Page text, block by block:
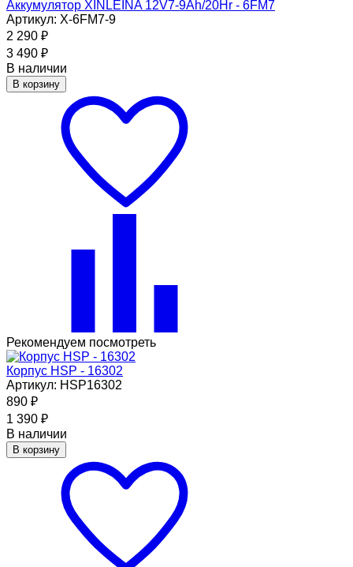
Аккумулятор XINLEINA 12V7-9Ah/20Hr - 6FM7
Артикул: X-6FM7-9
2 290 ₽
3 490 ₽
В наличии
В корзину
Рекомендуем посмотреть
Корпус HSP - 16302
Артикул: HSP16302
890 ₽
1 390 ₽
В наличии
В корзину